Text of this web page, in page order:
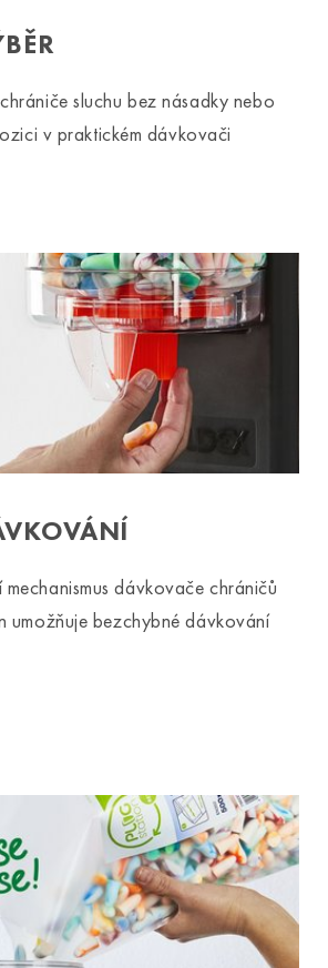
sluchu bez násadky nebo
v praktickém dávkovači
dávkovače chráničů
umožňuje bezchybné dávkování